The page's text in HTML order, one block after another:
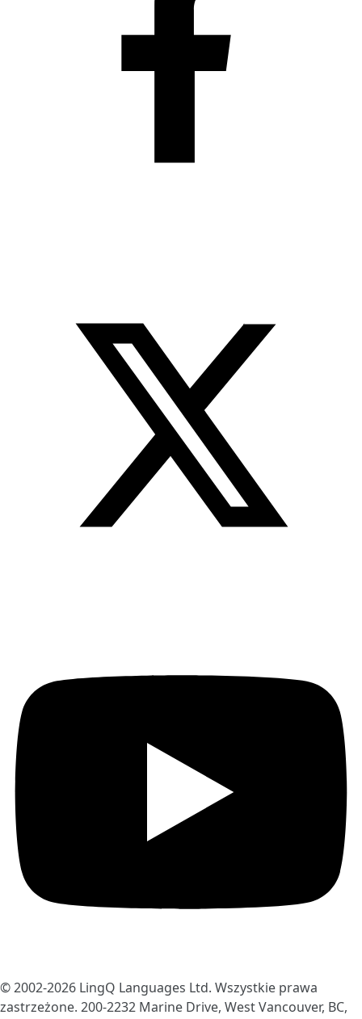
© 2002-2026 LingQ Languages Ltd. Wszystkie prawa
zastrzeżone. 200-2232 Marine Drive, West Vancouver, BC,